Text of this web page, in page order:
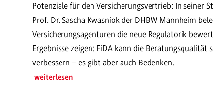
Potenziale für den Versicherungsvertrieb: In seiner
Prof. Dr. Sascha Kwasniok der DHBW Mannheim
Versicherungsagenturen die neue Regulatorik
Ergebnisse zeigen: FiDA kann die Beratungsqualität
verbessern – es gibt aber auch Bedenken.
weiterlesen